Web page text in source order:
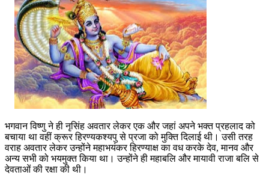
भगवान विष्णु ने ही नृसिंह अवतार लेकर एक और जहां अपने भक्त प्रहलाद को
बचाया था वहीं क्रूर हिरण्यकश्यपु से प्रजा को मुक्ति दिलाई थी। उसी तरह
वराह अवतार लेकर उन्होंने महाभयंकर हिरण्याक्ष का वध करके देव, मानव और
अन्य सभी को भयमुक्त किया था। उन्होंने ही महाबलि और मायावी राजा बलि से
देवताओं की रक्षा की थी।